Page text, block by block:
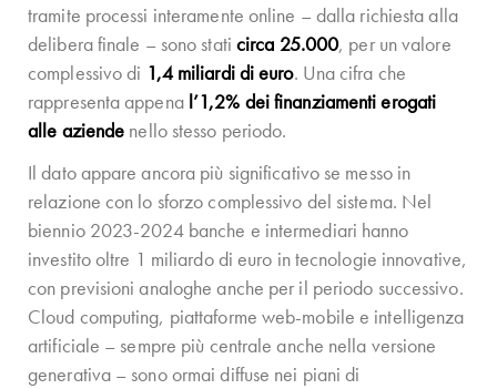
tramite processi interamente online – dalla richiesta alla
delibera finale – sono stati circa 25.000, per un valore
complessivo di 1,4 miliardi di euro. Una cifra che
rappresenta appena l’1,2% dei finanziamenti erogati
alle aziende nello stesso periodo.
Il dato appare ancora più significativo se messo in
relazione con lo sforzo complessivo del sistema. Nel
biennio 2023-2024 banche e intermediari hanno
investito oltre 1 miliardo di euro in tecnologie innovative,
con previsioni analoghe anche per il periodo successivo.
Cloud computing, piattaforme web-mobile e intelligenza
artificiale – sempre più centrale anche nella versione
generativa – sono ormai diffuse nei piani di